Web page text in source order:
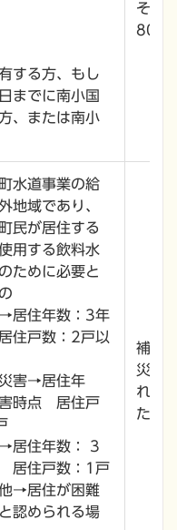
する方、もし
までに南小国
、または南小
それ
80％
水道事業の給
地域であり、
民が居住する
用する飲料水
ために必要と
居住年数：3年
住戸数：2戸以
害→居住年
時点 居住戸
居住年数： 3
居住戸数：1戸
→居住が困難
認められる場
補助
災害
れる
た金